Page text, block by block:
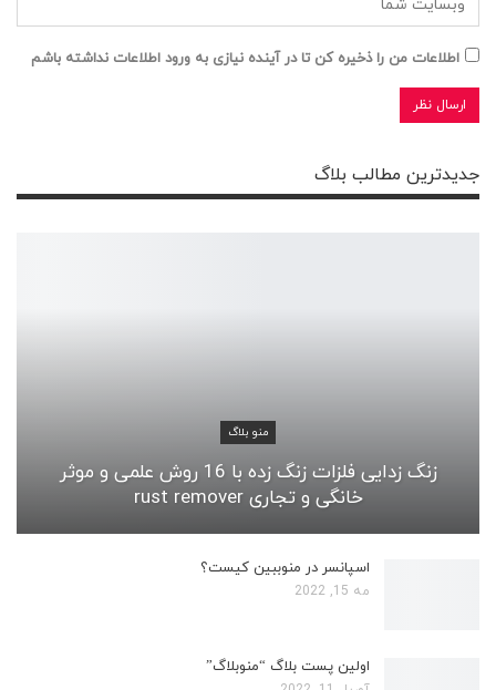
اطلاعات من را ذخیره کن تا در آینده نیازی به ورود اطلاعات نداشته باشم
جدیدترین مطالب بلاگ
منو بلاگ
زنگ زدایی فلزات زنگ زده با 16 روش علمی و موثر
خانگی و تجاری rust remover
اسپانسر در منوببین کیست؟
مه 15, 2022
اولین پست بلاگ “منوبلاگ”